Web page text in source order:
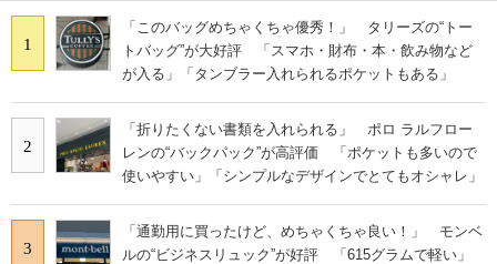
1
「このバッグめちゃくちゃ優秀！」 タリーズの“トー
トバッグ”が大好評 「スマホ・財布・本・飲み物など
が入る」「タンブラー入れられるポケットもある」
2
「折りたくない書類を入れられる」 ポロ ラルフロー
レンの“バックパック”が高評価 「ポケットも多いので
使いやすい」「シンプルなデザインでとてもオシャレ」
3
「通勤用に買ったけど、めちゃくちゃ良い！」 モンベ
ルの“ビジネスリュック”が好評 「615グラムで軽い」